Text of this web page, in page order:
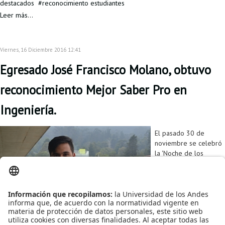
destacados
reconocimiento estudiantes
Leer más...
Viernes, 16 Diciembre 2016 12:41
Egresado José Francisco Molano, obtuvo
reconocimiento Mejor Saber Pro en
Ingeniería.
El pasado 30 de
noviembre se celebró
la 'Noche de los
reconoce los puntajes
más altos de las
pruebas Saber 11 y se
Proyecto de grado
Reintegro
Retiro voluntario
Transferencia
Tarifas
Grado